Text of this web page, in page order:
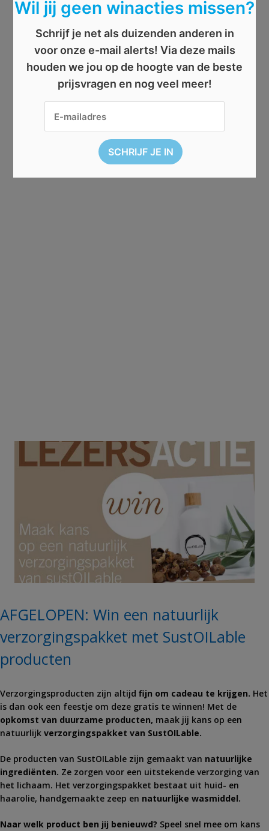
AFGELOPEN: Win een natuurlijk
verzorgingspakket met SustOILable
producten
Verzorgingsproducten zijn altijd fijn om cadeau te krijgen. Het
is dan ook een feestje om deze gratis te winnen! Met de
opkomst van duurzame producten, maak jij kans op een
natuurlijk verzorgingspakket van SustOILable.
De producten van SustOILable zijn gemaakt van natuurlijke
ingrediënten. Ze zorgen voor een uitstekende verzorging van
het lichaam. Het verzorgingspakket bestaat uit huid- en
haarolie, handgemaakte zeep en natuurlijke wasmiddel.
Naar welk product ben jij benieuwd? Speel snel mee om kans
Wil jij geen winacties missen?
Schrijf je net als duizenden anderen in
voor onze e-mail alerts! Via deze mails
houden we jou op de hoogte van de beste
prijsvragen en nog veel meer!